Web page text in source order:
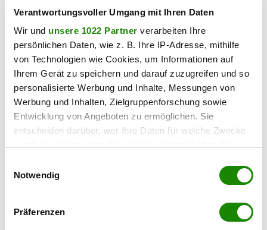
Verantwortungsvoller Umgang mit Ihren Daten
Wir und unsere 1022 Partner verarbeiten Ihre
persönlichen Daten, wie z. B. Ihre IP-Adresse, mithilfe
von Technologien wie Cookies, um Informationen auf
Ihrem Gerät zu speichern und darauf zuzugreifen und so
personalisierte Werbung und Inhalte, Messungen von
Werbung und Inhalten, Zielgruppenforschung sowie
Entwicklung von Angeboten zu ermöglichen. Sie
entscheiden darüber, wer Ihre Daten für welche Zwecke
Trigger Symbol ändern oder widerrufen
Informationen über Ihre geografische Lage
Notwendig
Präferenzen
chronik
Schwere Straßenbahn-
Kollision: 30 Menschen
verletzt
Bei einem Straßenbahnunfall in
Menschen verletzt worden. Sieben